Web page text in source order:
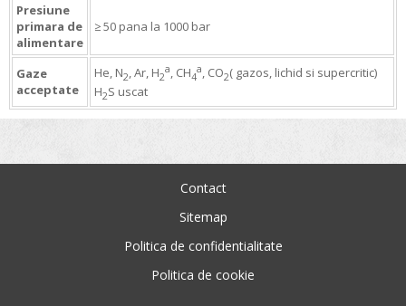
Presiune
primara de
alimentare
≥ 50 pana la 1000 bar
Gaze
acceptate
He, N2, Ar, H2
a, CH4
a, CO2( gazos, lichid si supercritic)
H2S uscat
Contact
Sitemap
Politica de confidentialitate
Politica de cookie